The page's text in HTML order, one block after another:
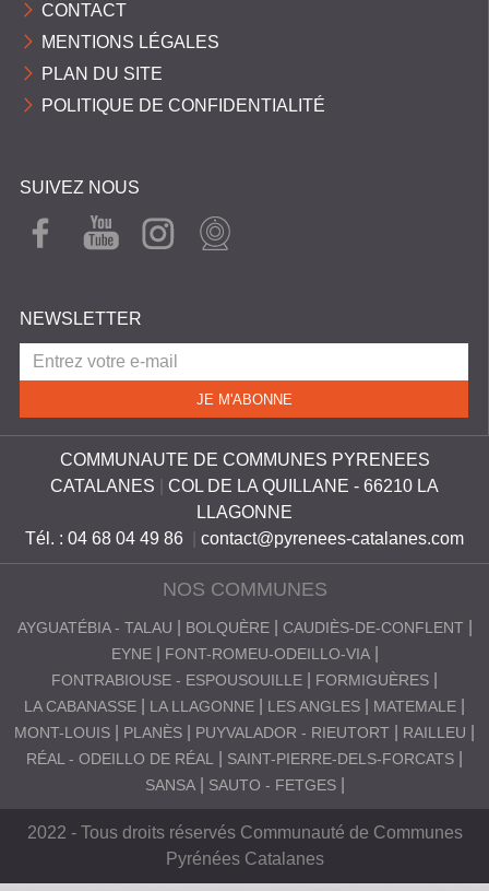
e
s
CONTACT
MENTIONS LÉGALES
PLAN DU SITE
POLITIQUE DE CONFIDENTIALITÉ
SUIVEZ NOUS
FAC
EBO
YOU
TUB
INST
AGR
WEB
CAM
NEWSLETTER
COMMUNAUTE DE COMMUNES PYRENEES
CATALANES
COL DE LA QUILLANE - 66210 LA
LLAGONNE
Tél. : 04 68 04 49 86
contact@pyrenees-catalanes.com
NOS COMMUNES
AYGUATÉBIA - TALAU BOLQUÈRE
CAUDIÈS-DE-CONFLENT
EYNE
FONT-ROMEU-ODEILLO-VIA
FONTRABIOUSE - ESPOUSOUILLE
FORMIGUÈRES
LA CABANASSE
LA LLAGONNE LES ANGLES
MATEMALE
MONT-LOUIS
PLANÈS PUYVALADOR - RIEUTORT
RAILLEU
RÉAL - ODEILLO DE RÉAL
SAINT-PIERRE-DELS-FORCATS
SANSA
SAUTO - FETGES
2022 - Tous droits réservés Communauté de Communes
Pyrénées Catalanes